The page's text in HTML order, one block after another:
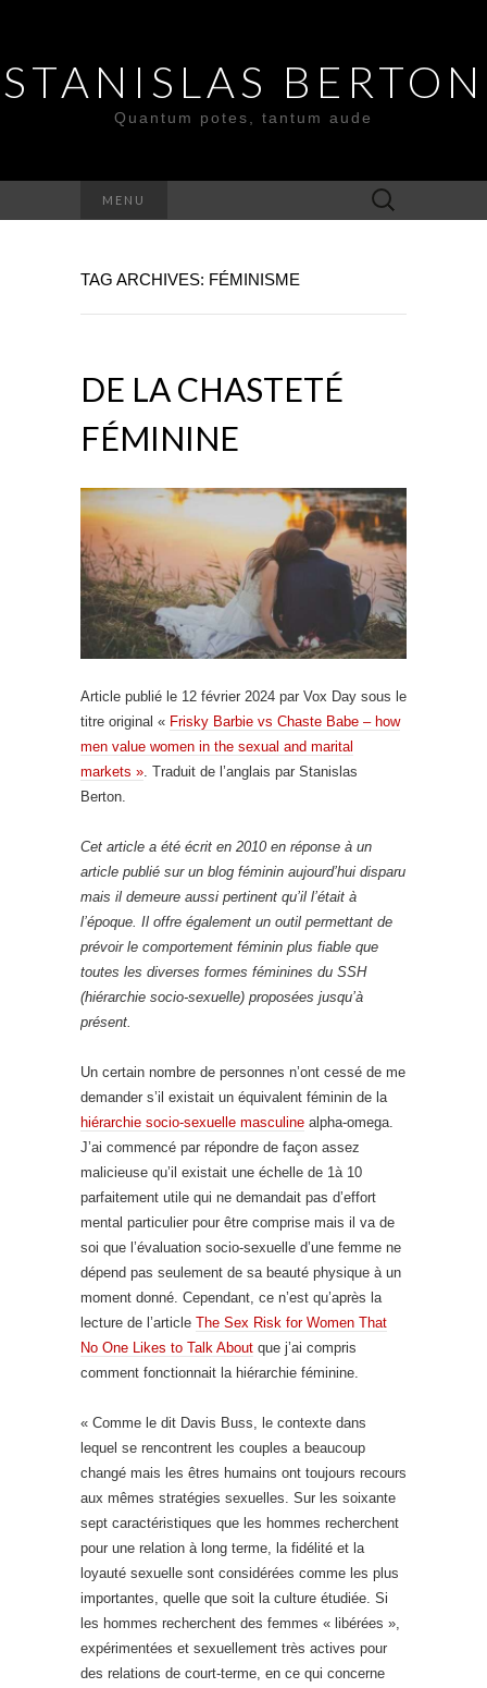
STANISLAS BERTON
Quantum potes, tantum aude
MENU
Search
for:
TAG ARCHIVES: FÉMINISME
DE LA CHASTETÉ
FÉMININE
Article publié le 12 février 2024 par Vox Day sous le
titre original « Frisky Barbie vs Chaste Babe – how
men value women in the sexual and marital
markets » . Traduit de l’anglais par Stanislas
Berton.
Cet article a été écrit en 2010 en réponse à un
article publié sur un blog féminin aujourd’hui disparu
mais il demeure aussi pertinent qu’il l’était à
l’époque. Il offre également un outil permettant de
prévoir le comportement féminin plus fiable que
toutes les diverses formes féminines du SSH
(hiérarchie socio-sexuelle) proposées jusqu’à
présent.
Un certain nombre de personnes n’ont cessé de me
demander s’il existait un équivalent féminin de la
hiérarchie socio-sexuelle masculine alpha-omega.
J’ai commencé par répondre de façon assez
malicieuse qu’il existait une échelle de 1à 10
parfaitement utile qui ne demandait pas d’effort
mental particulier pour être comprise mais il va de
soi que l’évaluation socio-sexuelle d’une femme ne
dépend pas seulement de sa beauté physique à un
moment donné. Cependant, ce n’est qu’après la
lecture de l’article The Sex Risk for Women That
No One Likes to Talk About que j’ai compris
comment fonctionnait la hiérarchie féminine.
« Comme le dit Davis Buss, le contexte dans
lequel se rencontrent les couples a beaucoup
changé mais les êtres humains ont toujours recours
aux mêmes stratégies sexuelles. Sur les soixante
sept caractéristiques que les hommes recherchent
pour une relation à long terme, la fidélité et la
loyauté sexuelle sont considérées comme les plus
importantes, quelle que soit la culture étudiée. Si
les hommes recherchent des femmes « libérées »,
expérimentées et sexuellement très actives pour
des relations de court-terme, en ce qui concerne